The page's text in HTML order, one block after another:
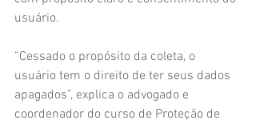
usuário.
“Cessado o propósito da coleta, o
usuário tem o direito de ter seus dados
apagados”, explica o advogado e
coordenador do curso de Proteção de